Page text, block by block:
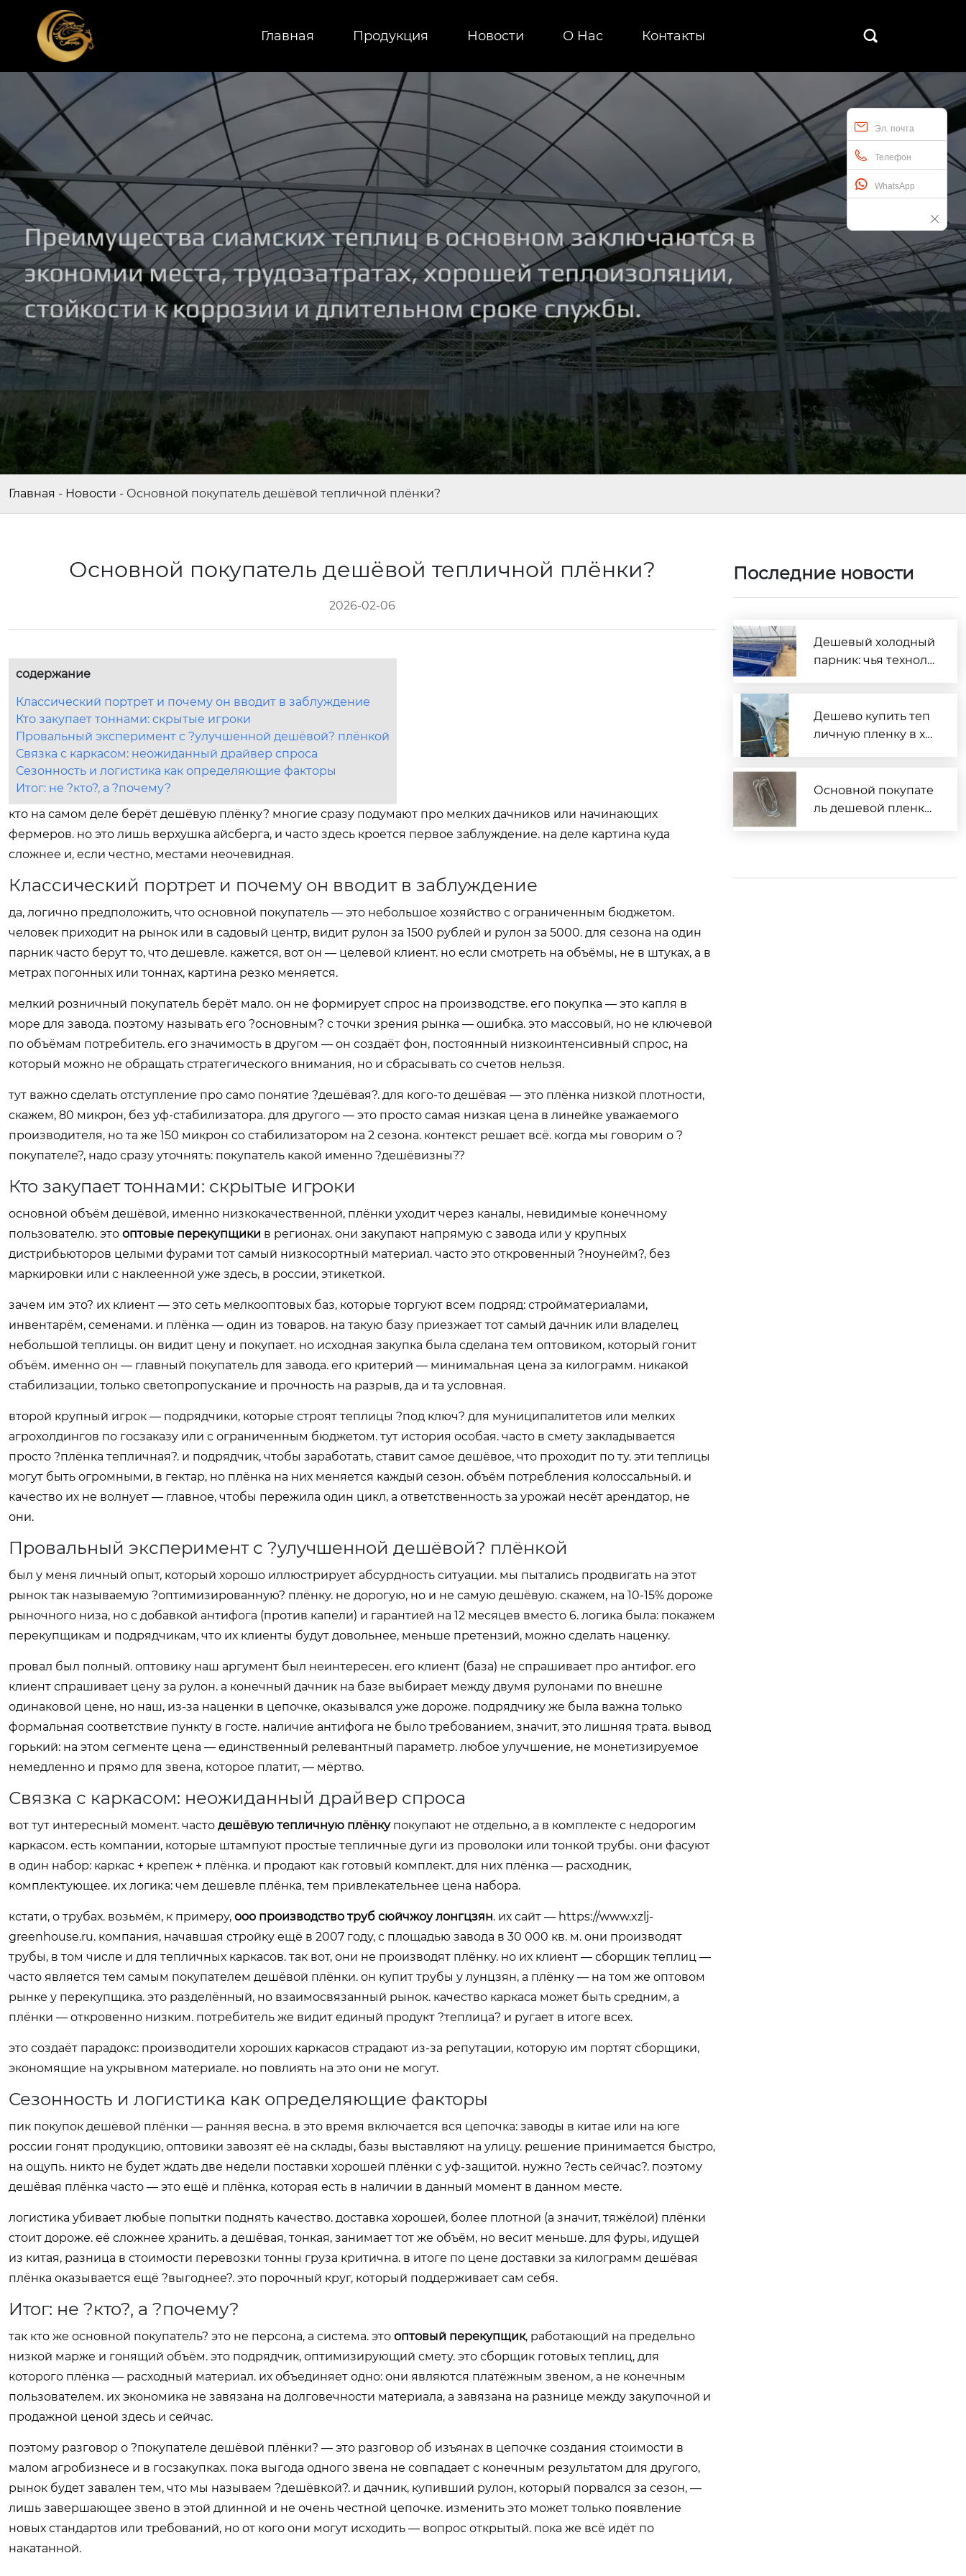
Главная Продукция Новости О Hас Контакты 
Эл. почта
Телефон
WhatsApp
Главная - Новости - Основной покупатель дешёвой тепличной плёнки?
Основной покупатель дешёвой тепличной плёнки?
2026-02-06
содержание
Классический портрет и почему он вводит в заблуждение
Кто закупает тоннами: скрытые игроки
Провальный эксперимент с ?улучшенной дешёвой? плёнкой
Связка с каркасом: неожиданный драйвер спроса
Сезонность и логистика как определяющие факторы
Итог: не ?кто?, а ?почему?
кто на самом деле берёт дешёвую плёнку? многие сразу подумают про мелких дачников или начинающих
фермеров. но это лишь верхушка айсберга, и часто здесь кроется первое заблуждение. на деле картина куда
сложнее и, если честно, местами неочевидная.
Классический портрет и почему он вводит в заблуждение
да, логично предположить, что основной покупатель — это небольшое хозяйство с ограниченным бюджетом.
человек приходит на рынок или в садовый центр, видит рулон за 1500 рублей и рулон за 5000. для сезона на один
парник часто берут то, что дешевле. кажется, вот он — целевой клиент. но если смотреть на объёмы, не в штуках, а в
метрах погонных или тоннах, картина резко меняется.
мелкий розничный покупатель берёт мало. он не формирует спрос на производстве. его покупка — это капля в
море для завода. поэтому называть его ?основным? с точки зрения рынка — ошибка. это массовый, но не ключевой
по объёмам потребитель. его значимость в другом — он создаёт фон, постоянный низкоинтенсивный спрос, на
который можно не обращать стратегического внимания, но и сбрасывать со счетов нельзя.
тут важно сделать отступление про само понятие ?дешёвая?. для кого-то дешёвая — это плёнка низкой плотности,
скажем, 80 микрон, без уф-стабилизатора. для другого — это просто самая низкая цена в линейке уважаемого
производителя, но та же 150 микрон со стабилизатором на 2 сезона. контекст решает всё. когда мы говорим о ?
покупателе?, надо сразу уточнять: покупатель какой именно ?дешёвизны??
Кто закупает тоннами: скрытые игроки
основной объём дешёвой, именно низкокачественной, плёнки уходит через каналы, невидимые конечному
пользователю. это оптовые перекупщики в регионах. они закупают напрямую с завода или у крупных
дистрибьюторов целыми фурами тот самый низкосортный материал. часто это откровенный ?ноунейм?, без
маркировки или с наклеенной уже здесь, в россии, этикеткой.
зачем им это? их клиент — это сеть мелкооптовых баз, которые торгуют всем подряд: стройматериалами,
инвентарём, семенами. и плёнка — один из товаров. на такую базу приезжает тот самый дачник или владелец
небольшой теплицы. он видит цену и покупает. но исходная закупка была сделана тем оптовиком, который гонит
объём. именно он — главный покупатель для завода. его критерий — минимальная цена за килограмм. никакой
стабилизации, только светопропускание и прочность на разрыв, да и та условная.
второй крупный игрок — подрядчики, которые строят теплицы ?под ключ? для муниципалитетов или мелких
агрохолдингов по госзаказу или с ограниченным бюджетом. тут история особая. часто в смету закладывается
просто ?плёнка тепличная?. и подрядчик, чтобы заработать, ставит самое дешёвое, что проходит по ту. эти теплицы
могут быть огромными, в гектар, но плёнка на них меняется каждый сезон. объём потребления колоссальный. и
качество их не волнует — главное, чтобы пережила один цикл, а ответственность за урожай несёт арендатор, не
они.
Провальный эксперимент с ?улучшенной дешёвой? плёнкой
был у меня личный опыт, который хорошо иллюстрирует абсурдность ситуации. мы пытались продвигать на этот
рынок так называемую ?оптимизированную? плёнку. не дорогую, но и не самую дешёвую. скажем, на 10-15% дороже
рыночного низа, но с добавкой антифога (против капели) и гарантией на 12 месяцев вместо 6. логика была: покажем
перекупщикам и подрядчикам, что их клиенты будут довольнее, меньше претензий, можно сделать наценку.
провал был полный. оптовику наш аргумент был неинтересен. его клиент (база) не спрашивает про антифог. его
клиент спрашивает цену за рулон. а конечный дачник на базе выбирает между двумя рулонами по внешне
одинаковой цене, но наш, из-за наценки в цепочке, оказывался уже дороже. подрядчику же была важна только
формальная соответствие пункту в госте. наличие антифога не было требованием, значит, это лишняя трата. вывод
горький: на этом сегменте цена — единственный релевантный параметр. любое улучшение, не монетизируемое
немедленно и прямо для звена, которое платит, — мёртво.
Связка с каркасом: неожиданный драйвер спроса
вот тут интересный момент. часто дешёвую тепличную плёнкупокупают не отдельно, а в комплекте с недорогим
каркасом. есть компании, которые штампуют простые тепличные дуги из проволоки или тонкой трубы. они фасуют
в один набор: каркас + крепеж + плёнка. и продают как готовый комплект. для них плёнка — расходник,
комплектующее. их логика: чем дешевле плёнка, тем привлекательнее цена набора.
кстати, о трубах. возьмём, к примеру, ооо производство труб сюйчжоу лонгцзян. их сайт — https://www.xzlj-
greenhouse.ru. компания, начавшая стройку ещё в 2007 году, с площадью завода в 30 000 кв. м. они производят
трубы, в том числе и для тепличных каркасов. так вот, они не производят плёнку. но их клиент — сборщик теплиц —
часто является тем самым покупателем дешёвой плёнки. он купит трубы у лунцзян, а плёнку — на том же оптовом
рынке у перекупщика. это разделённый, но взаимосвязанный рынок. качество каркаса может быть средним, а
плёнки — откровенно низким. потребитель же видит единый продукт ?теплица? и ругает в итоге всех.
это создаёт парадокс: производители хороших каркасов страдают из-за репутации, которую им портят сборщики,
экономящие на укрывном материале. но повлиять на это они не могут.
Сезонность и логистика как определяющие факторы
пик покупок дешёвой плёнки — ранняя весна. в это время включается вся цепочка: заводы в китае или на юге
россии гонят продукцию, оптовики завозят её на склады, базы выставляют на улицу. решение принимается быстро,
на ощупь. никто не будет ждать две недели поставки хорошей плёнки с уф-защитой. нужно ?есть сейчас?. поэтому
дешёвая плёнка часто — это ещё и плёнка, которая есть в наличии в данный момент в данном месте.
логистика убивает любые попытки поднять качество. доставка хорошей, более плотной (а значит, тяжёлой) плёнки
стоит дороже. её сложнее хранить. а дешёвая, тонкая, занимает тот же объём, но весит меньше. для фуры, идущей
из китая, разница в стоимости перевозки тонны груза критична. в итоге по цене доставки за килограмм дешёвая
плёнка оказывается ещё ?выгоднее?. это порочный круг, который поддерживает сам себя.
Итог: не ?кто?, а ?почему?
так кто же основной покупатель? это не персона, а система. это оптовый перекупщик, работающий на предельно
низкой марже и гонящий объём. это подрядчик, оптимизирующий смету. это сборщик готовых теплиц, для
которого плёнка — расходный материал. их объединяет одно: они являются платёжным звеном, а не конечным
пользователем. их экономика не завязана на долговечности материала, а завязана на разнице между закупочной и
продажной ценой здесь и сейчас.
поэтому разговор о ?покупателе дешёвой плёнки? — это разговор об изъянах в цепочке создания стоимости в
малом агробизнесе и в госзакупках. пока выгода одного звена не совпадает с конечным результатом для другого,
рынок будет завален тем, что мы называем ?дешёвкой?. и дачник, купивший рулон, который порвался за сезон, —
лишь завершающее звено в этой длинной и не очень честной цепочке. изменить это может только появление
новых стандартов или требований, но от кого они могут исходить — вопрос открытый. пока же всё идёт по
накатанной.
Последние новости
Дешевый холодный
парник: чья техноло
Дешево купить теп
личную пленку в хо
Основной покупате
ль дешевой пленки